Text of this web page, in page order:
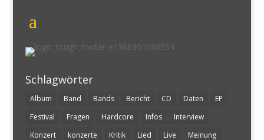
Schlagwörter
Album Band Bands Bericht CD Daten
EP
Festival
Fragen Hardcore Infos
Interview
Konzert
konzerte Kritik Lied Live Meinung